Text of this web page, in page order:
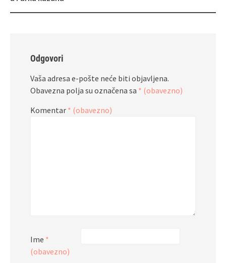
Odgovori
Vaša adresa e-pošte neće biti objavljena.
Obavezna polja su označena sa * (obavezno)
Komentar * (obavezno)
Ime *
(obavezno)